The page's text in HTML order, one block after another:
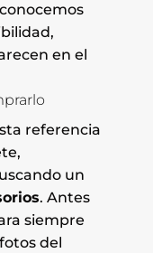
en el
referencia
un
. Antes
siempre
del